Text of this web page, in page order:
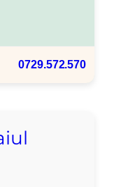
0729.572.570